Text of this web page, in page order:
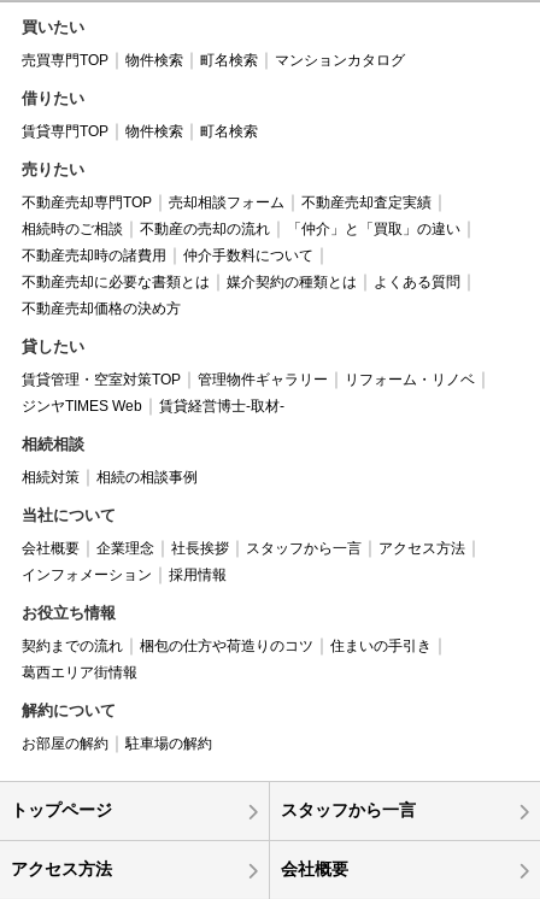
買いたい
売買専門TOP 物件検索 町名検索 マンションカタログ
借りたい
賃貸専門TOP 物件検索 町名検索
売りたい
不動産売却専門TOP 売却相談フォーム
不動産売却査定実績
相続時のご相談
不動産の売却の流れ
「仲介」と「買取」の違い
不動産売却時の諸費用
仲介手数料について
不動産売却に必要な書類とは
媒介契約の種類とは
よくある質問
不動産売却価格の決め方
貸したい
賃貸管理・空室対策TOP 管理物件ギャラリー
リフォーム・リノベ
ジンヤTIMES Web
賃貸経営博士-取材-
相続相談
相続対策 相続の相談事例
当社について
会社概要 企業理念 社長挨拶 スタッフから一言
アクセス方法
インフォメーション
採用情報
お役立ち情報
契約までの流れ 梱包の仕方や荷造りのコツ
住まいの手引き
葛西エリア街情報
解約について
お部屋の解約 駐車場の解約
トップページ スタッフから一言
アクセス方法 会社概要